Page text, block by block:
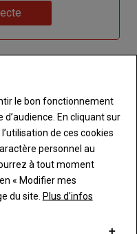
et créez votre
tout Terre de
le bon fonctionnement
En cliquant sur
de ces cookies
personnel au
à tout moment
« Modifier mes
du site. Plus d'infos